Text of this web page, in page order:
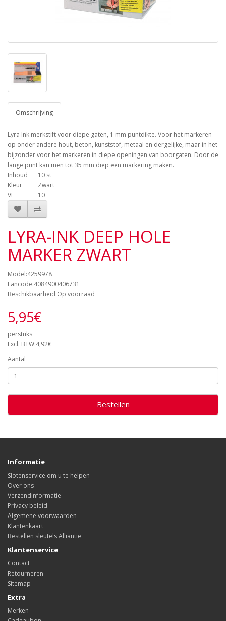
Omschrijving
Lyra Ink merkstift voor diepe gaten, 1 mm puntdikte. Voor het markeren
op onder andere hout, beton, kunststof, metaal en dergelijke, maar in het
bijzonder voor het markeren in diepe openingen van boorgaten. Door de
lange punt kan men tot 35 mm diep een markering maken.
Inhoud
10 st
Kleur
Zwart
VE
10
LYRA-INK DEEP HOLE
MARKER ZWART
Model:4259978
Eancode:4084900406731
Beschikbaarheid:Op voorraad
5,95€
perstuks
Excl. BTW:4,92€
Aantal
Bestellen
Informatie
Slotenservice om u te helpen
Over ons
Verzendinformatie
Privacy beleid
Algemene voorwaarden
Klantenkaart
Bestellen sleutels Alliantie
Klantenservice
Contact
Retourneren
Sitemap
Extra
Merken